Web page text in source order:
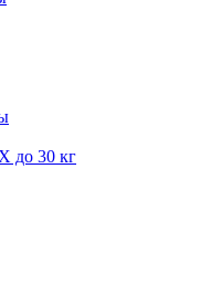
до 30 кг